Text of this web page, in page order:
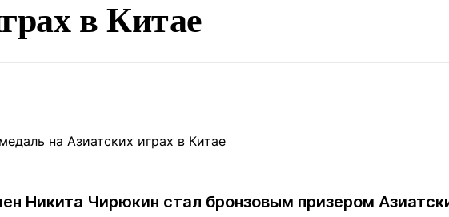
HEALTH
в Китае
Никита Чирюкин стал бронзовым призером